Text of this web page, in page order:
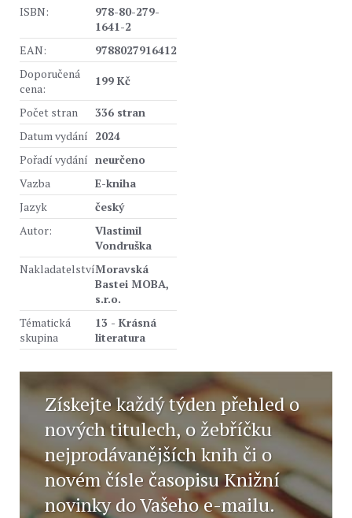
ISBN:
978-80-279-
1641-2
EAN:
9788027916412
Doporučená
cena:
199 Kč
Počet stran
336 stran
Datum vydání 2024
Pořadí vydání neurčeno
Vazba
E-kniha
Jazyk
český
Autor:
Vlastimil
Vondruška
NakladatelstvíMoravská
Bastei MOBA,
s.r.o.
Tématická
skupina
13 - Krásná
literatura
Získejte každý týden přehled o
nových titulech, o žebříčku
nejprodávanějších knih či o
novém čísle časopisu Knižní
novinky do Vašeho e-mailu.